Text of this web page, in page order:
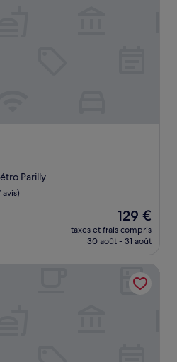
Parilly
avis)
Le
nouveau
prix
de
129 €
129 €
taxes et frais compris
30 août - 31 août